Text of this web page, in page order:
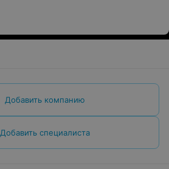
Добавить компанию
Добавить специалиста